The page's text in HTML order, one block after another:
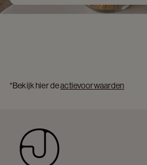
*Bekijk hier de actievoorwaarden